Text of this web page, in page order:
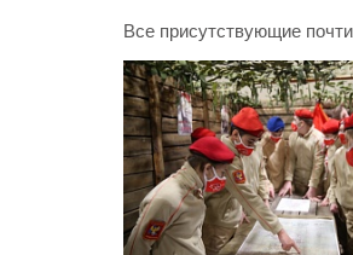
Все присутствующие